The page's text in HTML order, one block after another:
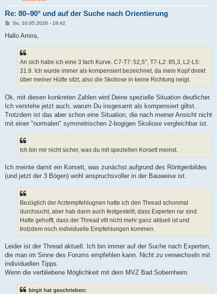
Re: 80–90° und auf der Suche nach Orientierung
B
i
So, 10.05.2026 - 18:42
Hallo Amira,
An sich habe ich eine 3 fach Kurve. C7-T7: 52,5°, T7-L2: 85,3, L2-L5:
31.9. Ich wurde immer als kompensiert bezeichnet, da mein Kopf direkt
über meiner Hüfte sitzt, also die Skoliose in keine Richtung neigt.
Ok, mit diesen konkreten Zahlen wird Deine spezielle Situation deutlicher.
Ich verstehe jetzt auch, warum Du insgesamt als kompensiert giltst.
Trotzdem ist das aber schon eine Situation, die nach meiner Ansicht nicht
mit einer "normalen" symmetrischen 2-bogigen Skoliose vergleichbar ist.
Ich bin mir nicht sicher, was du mit speziellen Korsett meinst.
Ich meinte damit ein Korsett, was zunächst aufgrund des Röntgenbildes
(und jetzt der 3 Bögen) wohl anspruchsvoller in der Bauweise ist.
Bezüglich der Arztempfehlugnen hatte ich den Thread schonmal
durchsucht, aber hab dann auch festgestellt, dass Experten rar sind.
Hatte gehofft, dass der Thread vllt nicht mehr ganz aktuell ist und
trotzdem noch individuelle Empfehlungen kommen.
Leider ist der Thread aktuell. Ich bin immer auf der Suche nach Experten,
die man im Sinne des Forums empfehlen kann. Nicht zu verwechseln mit
individuellen Tipps.
Wenn die verbliebene Möglichkeit mit dem MVZ Bad Sobernheim
birgit hat geschrieben: